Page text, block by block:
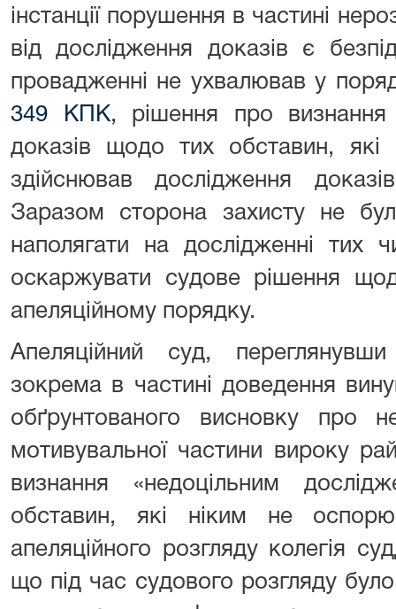
інстанції порушення в частині
від дослідження доказів є
провадженні не ухвалював у
349 КПК, рішення про визнання
доказів щодо тих обставин,
здійснював дослідження
Заразом сторона захисту не
наполягати на дослідженні тих
оскаржувати судове рішення
апеляційному порядку.
Апеляційний суд,
зокрема в частині доведення
обґрунтованого висновку про
мотивувальної частини вироку
визнання «недоцільним
обставин, які ніким не
апеляційного розгляду колегія
що під час судового розгляду